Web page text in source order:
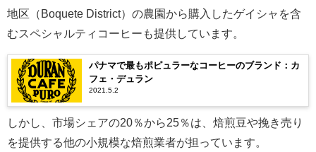
地区（Boquete District）の農園から購入したゲイシャを含
むスペシャルティコーヒーも提供しています。
パナマで最もポピュラーなコーヒーのブランド：カ
フェ・デュラン
2021.5.2
しかし、市場シェアの20％から25％は、焙煎豆や挽き売り
を提供する他の小規模な焙煎業者が担っています。